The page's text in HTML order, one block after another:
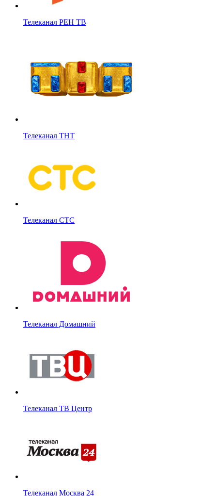
Телеканал РЕН ТВ
Телеканал ТНТ
Телеканал СТС
Телеканал Домашний
Телеканал ТВ Центр
Телеканал Москва 24